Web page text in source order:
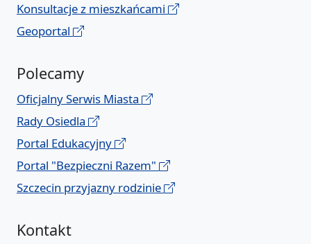
Konsultacje z mieszkańcami
Geoportal
Polecamy
Oficjalny Serwis Miasta
Rady Osiedla
Portal Edukacyjny
Portal "Bezpieczni Razem"
Szczecin przyjazny rodzinie
Kontakt